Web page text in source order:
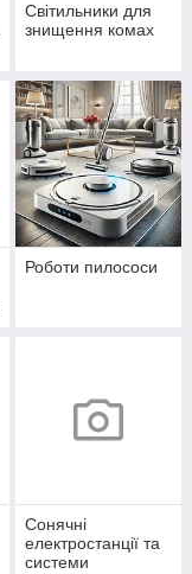
Світильники для
знищення комах
Роботи пилососи
Сонячні
електростанції та
системи